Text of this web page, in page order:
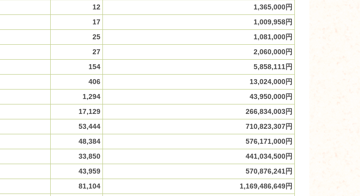
12
1,365,000円
17
1,009,958円
25
1,081,000円
27
2,060,000円
154
5,858,111円
406
13,024,000円
1,294
43,950,000円
17,129
266,834,003円
53,444
710,823,307円
48,384
576,171,000円
33,850
441,034,500円
43,959
570,876,241円
81,104
1,169,486,649円